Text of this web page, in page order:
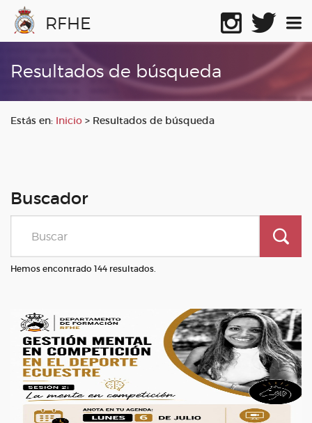
RFHE
Resultados de búsqueda
Estás en: Inicio > Resultados de búsqueda
Buscador
Hemos encontrado 144 resultados.